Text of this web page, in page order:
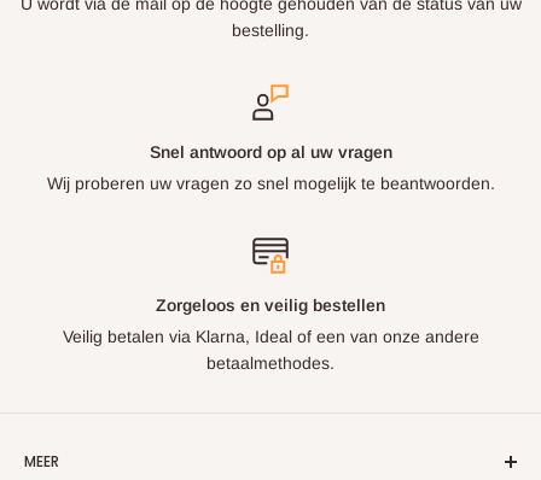
bestelling.
Snel antwoord op al uw vragen
Wij proberen uw vragen zo snel mogelijk te beantwoorden.
Zorgeloos en veilig bestellen
Veilig betalen via Klarna, Ideal of een van onze andere
betaalmethodes.
MEER